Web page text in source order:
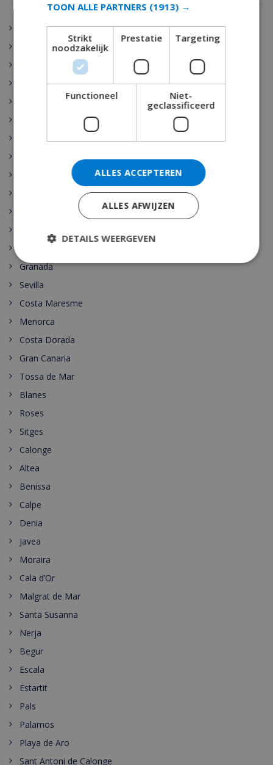
Vakantiehuizen Spanje
Vakantiehuizen Spanje
Barcelona
Costa Brava
Costa Blanca
Granada
Sevilla
Costa Maresme
Menorca
Costa Dorada
Gran Canaria
Tossa de Mar
Blanes
Roses
Sitges
Calonge
Altea
Benissa
Calpe
Denia
Javea
Moraira
Cala d’Or
Malgrat de Mar
Santa Susanna
Nerja
Begur
Escala
Estartit
Pals
Palamos
Playa de Aro
Sant Antoni de Calonge
TOON ALLE PARTNERS (1913) →
Strikt
noodzakelijk
Prestatie Targeting
Functioneel
Niet-
geclassificeerd
ALLES ACCEPTEREN
ALLES AFWIJZEN
DETAILS WEERGEVEN